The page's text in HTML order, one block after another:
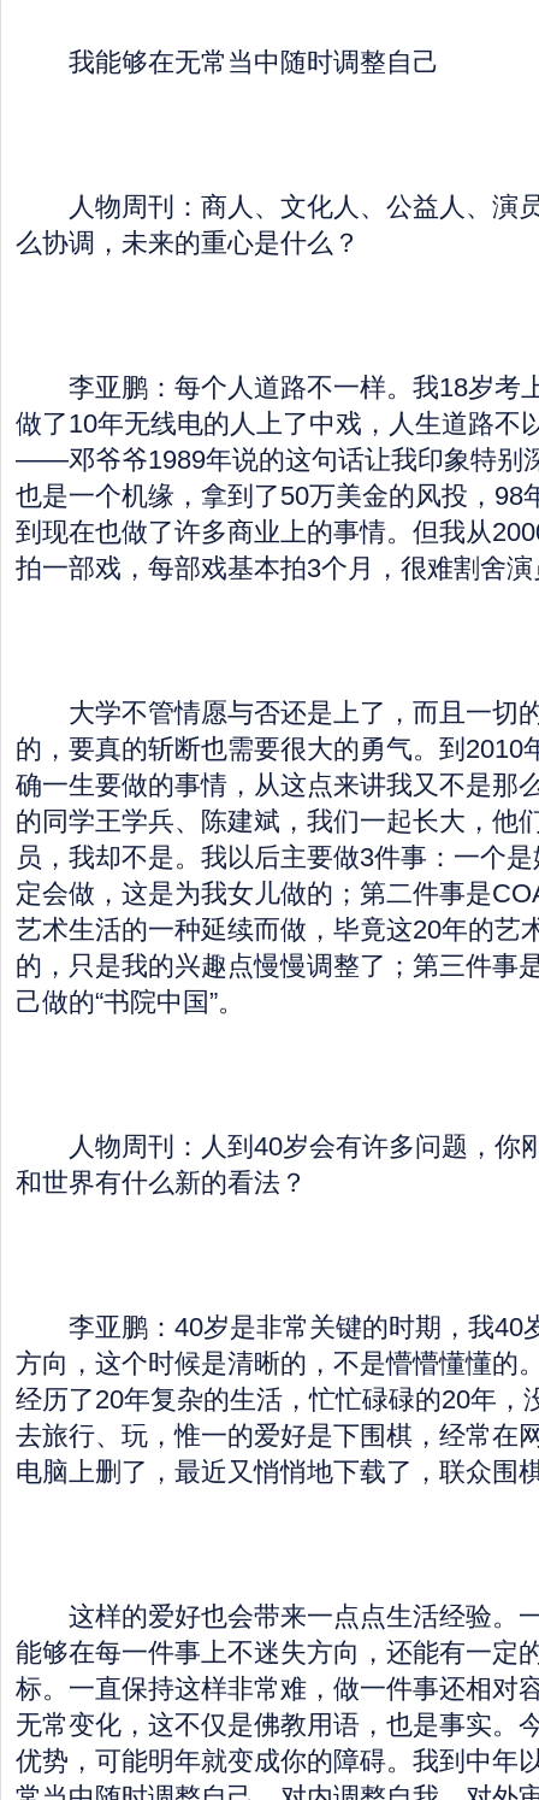
我能够在无常当中随时调整自己
人物周刊：商人、文化人、公益人、演
么协调，未来的重心是什么？
李亚鹏：每个人道路不一样。我18岁考
做了10年无线电的人上了中戏，人生道路不
——邓爷爷1989年说的这句话让我印象特别
也是一个机缘，拿到了50万美金的风投，98
到现在也做了许多商业上的事情。但我从
拍一部戏，每部戏基本拍3个月，很难割舍
大学不管情愿与否还是上了，而且一切
的，要真的斩断也需要很大的勇气。到2010
确一生要做的事情，从这点来讲我又不是那
的同学王学兵、陈建斌，我们一起长大，他
员，我却不是。我以后主要做3件事：一个
定会做，这是为我女儿做的；第二件事是
艺术生活的一种延续而做，毕竟这20年的艺
的，只是我的兴趣点慢慢调整了；第三件事
己做的“书院中国”。
人物周刊：人到40岁会有许多问题，你
和世界有什么新的看法？
李亚鹏：40岁是非常关键的时期，我40
方向，这个时候是清晰的，不是懵懵懂懂的
经历了20年复杂的生活，忙忙碌碌的20年，
去旅行、玩，惟一的爱好是下围棋，经常在
电脑上删了，最近又悄悄地下载了，联众围
这样的爱好也会带来一点点生活经验。
能够在每一件事上不迷失方向，还能有一定
标。一直保持这样非常难，做一件事还相对
无常变化，这不仅是佛教用语，也是事实。
优势，可能明年就变成你的障碍。我到中年